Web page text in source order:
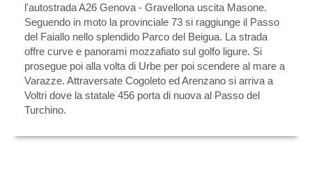
l'autostrada A26 Genova - Gravellona uscita Masone.
Seguendo in moto la provinciale 73 si raggiunge il Passo
del Faiallo nello splendido Parco del Beigua. La strada
offre curve e panorami mozzafiato sul golfo ligure. Si
prosegue poi alla volta di Urbe per poi scendere al mare a
Varazze. Attraversate Cogoleto ed Arenzano si arriva a
Voltri dove la statale 456 porta di nuova al Passo del
Turchino.